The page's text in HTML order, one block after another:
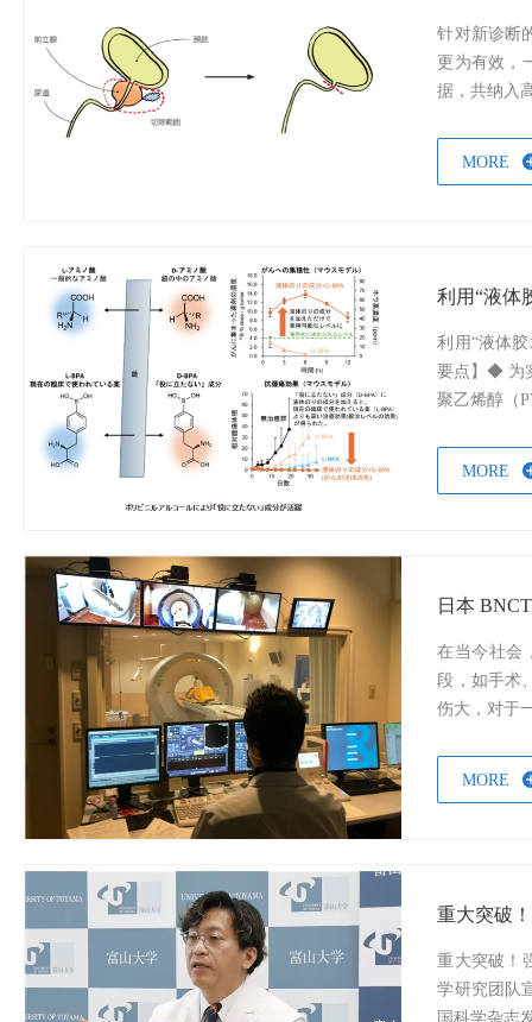
针对新诊断
更为有效，
据，共纳入
MORE
利用“液体
要点】◆ 为
聚乙烯醇（
MORE
日本
在当今社会
段，如手术
伤大，对于
MORE
重大突破
重大突破！强心类药物竟能抑
学研究团队
国科学杂志